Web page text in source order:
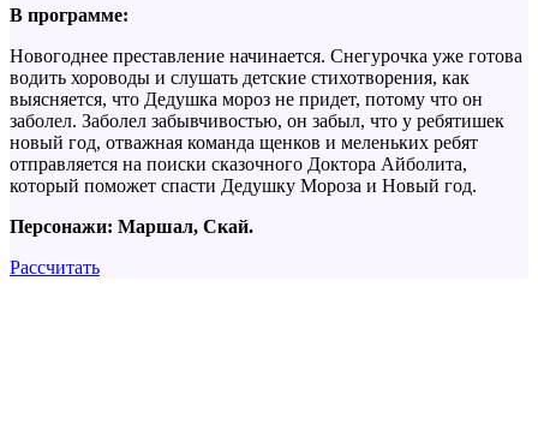
В программе:
Новогоднее преставление начинается. Снегурочка уже готова
водить хороводы и слушать детские стихотворения, как
выясняется, что Дедушка мороз не придет, потому что он
заболел. Заболел забывчивостью, он забыл, что у ребятишек
новый год, отважная команда щенков и меленьких ребят
отправляется на поиски сказочного Доктора Айболита,
который поможет спасти Дедушку Мороза и Новый год.
Персонажи: Маршал, Скай.
Рассчитать